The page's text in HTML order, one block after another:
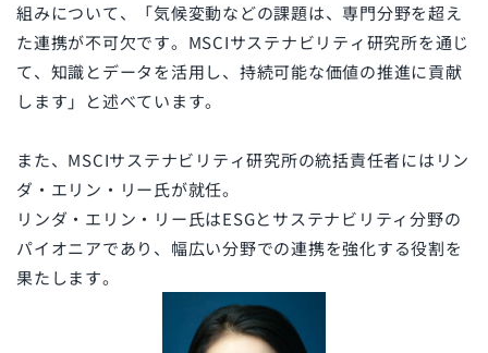
組みについて、「気候変動などの課題は、専門分野を超え
た連携が不可欠です。MSCIサステナビリティ研究所を通じ
て、知識とデータを活用し、持続可能な価値の推進に貢献
します」と述べています。
また、 MSCIサステナビリティ研究所の統括責任者には リン
ダ・エリン・リー氏が就任。
リンダ・エリン・リー氏はESGとサステナビリティ分野の
パイオニアであり、幅広い分野での連携を強化する役割を
果たします。